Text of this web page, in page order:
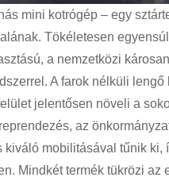
mini kotrógép – egy
Tökéletesen
a nemzetközi
A farok nélküli
jelentősen növeli a
az
mobilitásával tűnik
Mindkét termék tükrözi